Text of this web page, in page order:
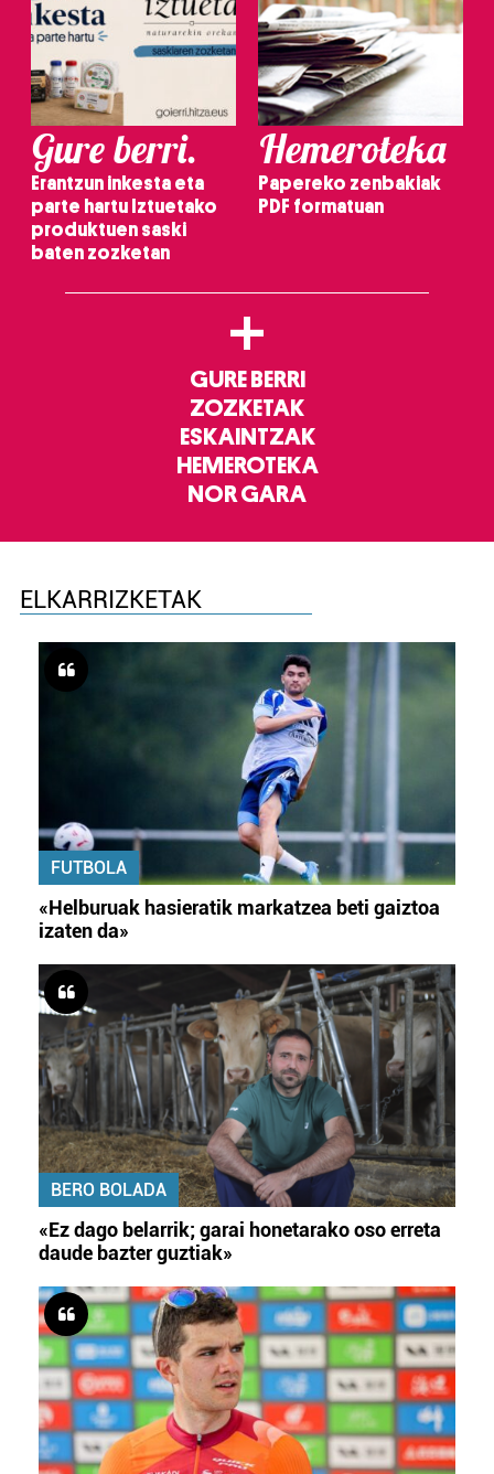
Gure berri.
Erantzun inkesta eta
parte hartu Iztuetako
produktuen saski
baten zozketan
Hemeroteka
Papereko zenbakiak
PDF formatuan
+
GURE BERRI
ZOZKETAK
ESKAINTZAK
HEMEROTEKA
NOR GARA
ELKARRIZKETAK
FUTBOLA
«Helburuak hasieratik markatzea beti gaiztoa
izaten da»
BERO BOLADA
«Ez dago belarrik; garai honetarako oso erreta
daude bazter guztiak»